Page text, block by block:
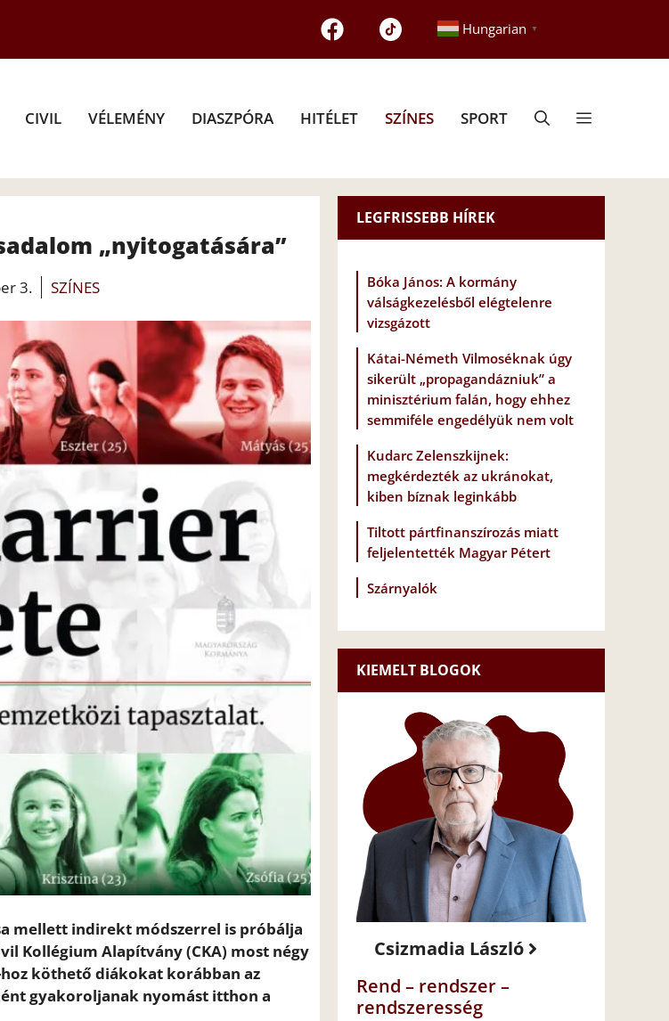
Hungarian ▼
CIVIL VÉLEMÉNY DIASZPÓRA HITÉLET SZÍNES SPORT
„nyitogatására”
3. SZÍNES
mellett indirekt módszerrel is próbálja
Kollégium Alapítvány (CKA) most négy
köthető diákokat korábban az
gyakoroljanak nyomást itthon a
LEGFRISSEBB HÍREK
Bóka János: A kormány
válságkezelésből elégtelenre
vizsgázott
Kátai-Németh Vilmoséknak úgy
sikerült „propagandázniuk” a
minisztérium falán, hogy ehhez
semmiféle engedélyük nem volt
Kudarc Zelenszkijnek:
megkérdezték az ukránokat,
kiben bíznak leginkább
Tiltott pártfinanszírozás miatt
feljelentették Magyar Pétert
Szárnyalók
KIEMELT BLOGOK
Csizmadia László
Rend – rendszer –
rendszeresség